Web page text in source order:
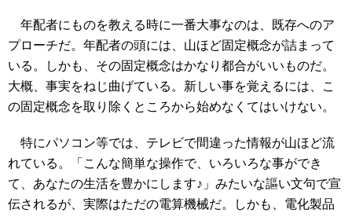
年配者にものを教える時に一番大事なのは、既存へのア
プローチだ。年配者の頭には、山ほど固定概念が詰まって
いる。しかも、その固定概念はかなり都合がいいものだ。
大概、事実をねじ曲げている。新しい事を覚えるには、こ
の固定概念を取り除くところから始めなくてはいけない。
特にパソコン等では、テレビで間違った情報が山ほど流
れている。「こんな簡単な操作で、いろいろな事ができ
て、あなたの生活を豊かにします♪」みたいな謳い文句で宣
伝されるが、実際はただの電算機械だ。しかも、電化製品